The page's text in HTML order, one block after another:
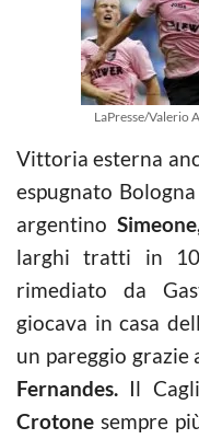
LaPresse/Valerio
Vittoria esterna
espugnato
argentino
larghi tratti in
rimediato da
giocava in casa
un pareggio grazie
Fernandes. Il
Crotone sempre